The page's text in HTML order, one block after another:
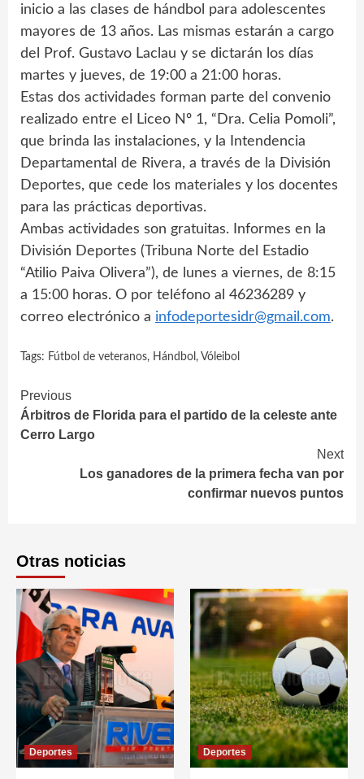
inicio a las clases de hándbol para adolescentes
mayores de 13 años. Las mismas estarán a cargo
del Prof. Gustavo Laclau y se dictarán los días
martes y jueves, de 19:00 a 21:00 horas.
Estas dos actividades forman parte del convenio
realizado entre el Liceo Nº 1, “Dra. Celia Pomoli”,
que brinda las instalaciones, y la Intendencia
Departamental de Rivera, a través de la División
Deportes, que cede los materiales y los docentes
para las prácticas deportivas.
Ambas actividades son gratuitas. Informes en la
División Deportes (Tribuna Norte del Estadio
“Atilio Paiva Olivera”), de lunes a viernes, de 8:15
a 15:00 horas. O por teléfono al 46236289 y
correo electrónico a infodeportesidr@gmail.com.
Tags: Fútbol de veteranos, Hándbol , Vóleibol
Continue
Reading
Previous
Árbitros de Florida para el partido de la celeste ante
Cerro Largo
Next
Los ganadores de la primera fecha van por
confirmar nuevos puntos
Otras noticias
Deportes Deportes